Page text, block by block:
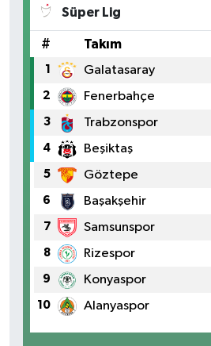
Süper Lig
# Takım
1 Galatasaray
2 Fenerbahçe
3 Trabzonspor
4 Beşiktaş
5 Göztepe
6 Başakşehir
7 Samsunspor
8 Rizespor
9 Konyaspor
10 Alanyaspor